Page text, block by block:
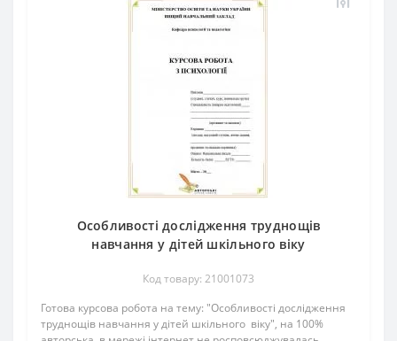
Особливості дослідження труднощів
навчання у дітей шкільного віку
Код товару: 21001073
Готова курсова робота на тему: "Особливості дослідження
труднощів навчання у дітей шкільного віку", на 100%